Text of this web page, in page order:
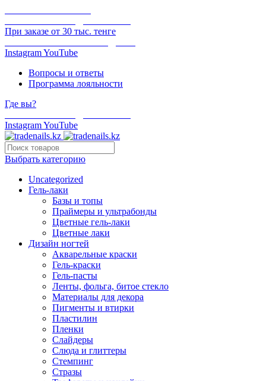
При заказе от 30 тыс. тенге
InstagramYouTube
Вопросы и ответы
Программа лояльности
Где вы?
InstagramYouTube
Выбрать категорию
Uncategorized
Гель-лаки
Базы и топы
Праймеры и ультрабонды
Цветные гель-лаки
Цветные лаки
Дизайн ногтей
Акварельные краски
Гель-краски
Гель-пасты
Ленты, фольга, битое стекло
Материалы для декора
Пигменты и втирки
Пластилин
Пленки
Слайдеры
Слюда и глиттеры
Стемпинг
Стразы